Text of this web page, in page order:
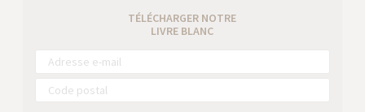
TÉLÉCHARGER NOTRE
LIVRE BLANC